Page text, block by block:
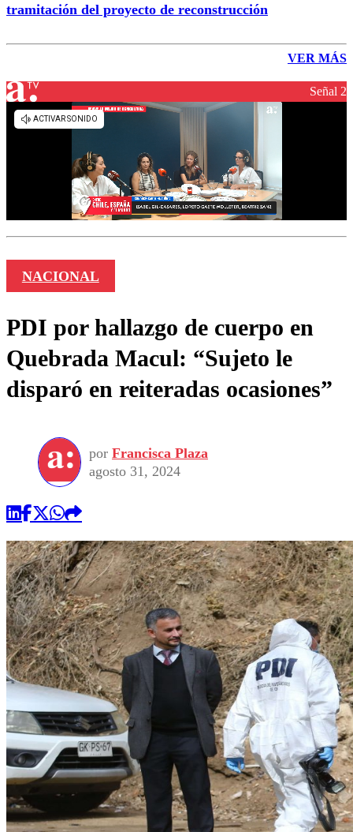
tramitación del proyecto de reconstrucción
VER MÁS
Señal 2
NACIONAL
PDI por hallazgo de cuerpo en
Quebrada Macul: “Sujeto le
disparó en reiteradas ocasiones”
por Francisca Plaza
agosto 31, 2024